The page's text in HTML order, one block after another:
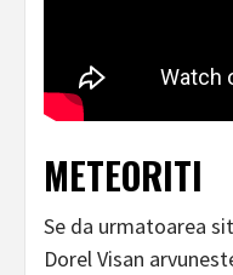
METEORITI
Se da urmatoarea
Dorel Visan